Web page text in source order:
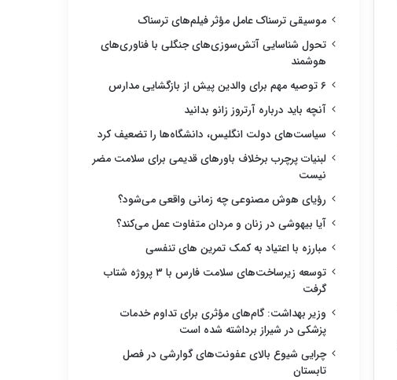
موسیقی ترسناک عامل مؤثر فیلم‌های ترسناک
تحول شناسایی آتش‌سوزی‌های جنگلی با فناوری‌های
هوشمند
۶ توصیه مهم برای والدین پیش از بازگشایی مدارس
آنچه باید درباره آرتروز زانو بدانید
سیاست‌های دولت انگلیس، دانشگاه‌ها را تضعیف کرد
لبنیات پرچرب برخلاف باورهای قدیمی برای سلامت مضر
نیست
رؤیای هوش مصنوعی چه زمانی واقعی می‌شود؟
آیا بیهوشی در زنان و مردان متفاوت عمل می‌کند؟
مبارزه با اعتیاد به کمک تمرین های تنفسی
توسعه زیرساخت‌های سلامت فارس با ۳ پروژه شتاب
گرفت
وزیر بهداشت: گام‌های مؤثری برای تداوم خدمات
پزشکی در شیراز برداشته شده است
چرایی شیوع بالای عفونت‌های گوارشی در فصل
تابستان